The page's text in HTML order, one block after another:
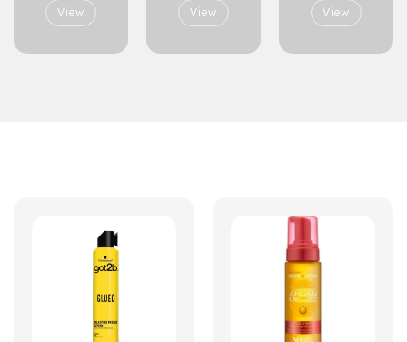
View View View